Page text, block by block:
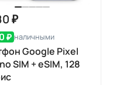
₽
₽ наличными
Google Pixel
SIM + eSIM, 128